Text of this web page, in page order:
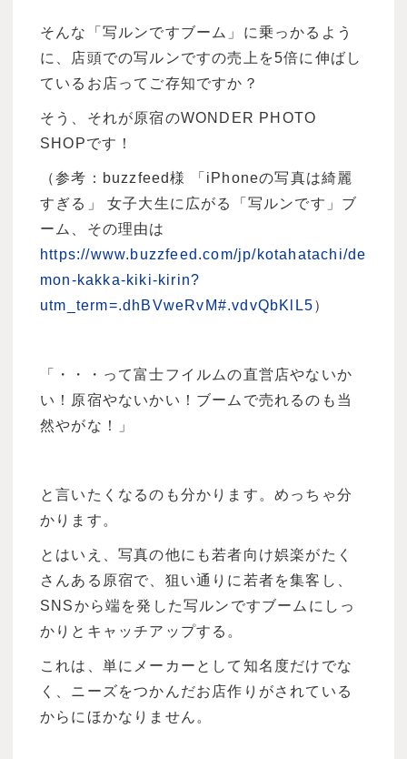
そんな「写ルンですブーム」に乗っかるよう
に、店頭での写ルンですの売上を5倍に伸ばし
ているお店ってご存知ですか？
そう、それが原宿のWONDER PHOTO
SHOPです！
（参考：buzzfeed様 「iPhoneの写真は綺麗
すぎる」 女子大生に広がる「写ルンです」ブ
ーム、その理由は
https://www.buzzfeed.com/jp/kotahatachi/de
mon-kakka-kiki-kirin?
utm_term=.dhBVweRvM#.vdvQbKlL5）
「・・・って富士フイルムの直営店やないか
い！原宿やないかい！ブームで売れるのも当
然やがな！」
と言いたくなるのも分かります。めっちゃ分
かります。
とはいえ、写真の他にも若者向け娯楽がたく
さんある原宿で、狙い通りに若者を集客し、
SNSから端を発した写ルンですブームにしっ
かりとキャッチアップする。
これは、単にメーカーとして知名度だけでな
く、ニーズをつかんだお店作りがされている
からにほかなりません。